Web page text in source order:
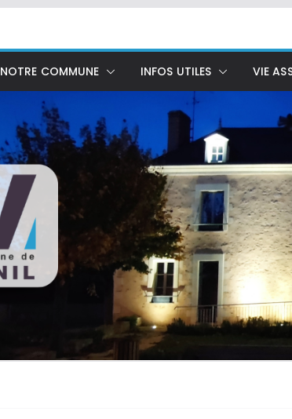
NOTRE COMMUNE INFOS UTILES VIE